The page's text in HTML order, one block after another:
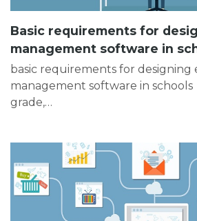
Basic requirements for
management software in
basic requirements for designing
management software in
grade,…